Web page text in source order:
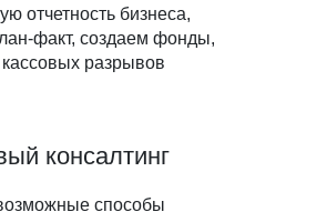
отчетность бизнеса,
факт, создаем фонды,
разрывов
консалтинг
способы